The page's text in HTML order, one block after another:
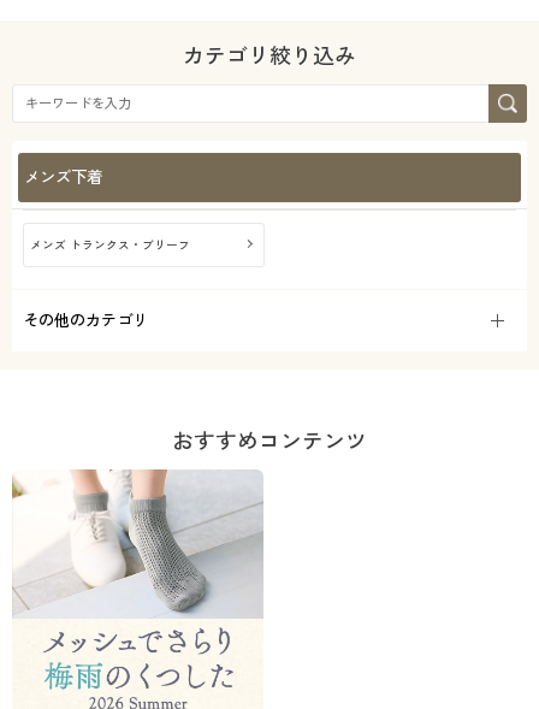
お気に入り
サポート
ご利用ガイド
ストレッチ 冷感・涼感
形態安定
30代
50代
シーズン
秋
～
カテゴリ絞り込み
メンズ下着
メンズ トランクス・ブリーフ
その他のカテゴリ
おすすめコンテンツ